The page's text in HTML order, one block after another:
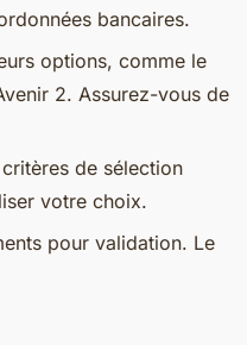
bancaires.
options, comme le
2. Assurez-vous de
de sélection
votre choix.
pour validation. Le